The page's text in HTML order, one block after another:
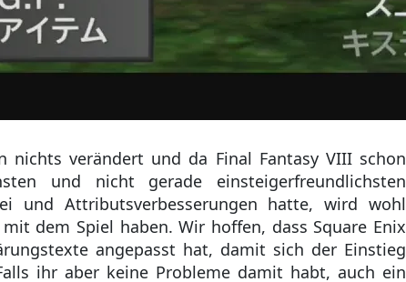
nichts verändert und da Final Fantasy VIII schon
und nicht gerade einsteigerfreundlichsten
und Attributsverbesserungen hatte, wird wohl
dem Spiel haben. Wir hoffen, dass Square Enix
angepasst hat, damit sich der Einstieg
ihr aber keine Probleme damit habt, auch ein